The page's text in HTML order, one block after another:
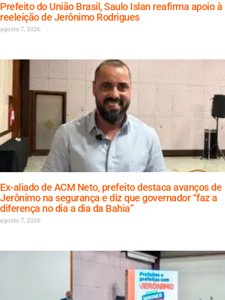
Prefeito do União Brasil, Saulo Islan reafirma apoio à
reeleição de Jerônimo Rodrigues
agosto 7, 2026
Ex-aliado de ACM Neto, prefeito destaca avanços de
Jerônimo na segurança e diz que governador “faz a
diferença no dia a dia da Bahia”
agosto 7, 2026